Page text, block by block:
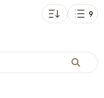
並び替え: 価格が
表示
9